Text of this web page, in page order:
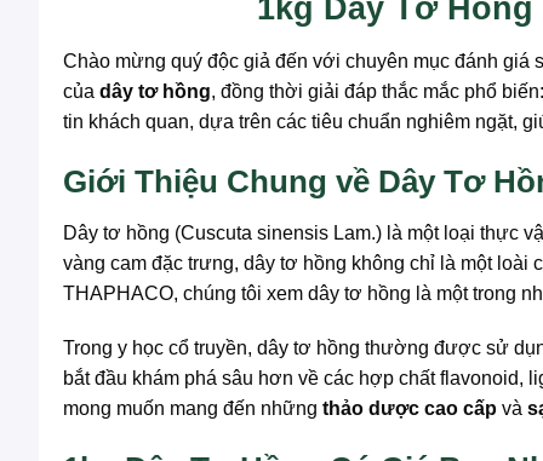
1kg Dây Tơ
Chào mừng quý độc giả đến với chuyên mục đánh
của dây tơ hồng, đồng thời giải đáp thắc mắc phổ
tin khách quan, dựa trên các tiêu chuẩn nghiêm ngặt,
Giới Thiệu Chung về Dây Tơ
Dây tơ hồng (Cuscuta sinensis Lam.) là một loại thực
vàng cam đặc trưng, dây tơ hồng không chỉ là một
THAPHACO, chúng tôi xem dây tơ hồng là một trong
Trong y học cổ truyền, dây tơ hồng thường được sử
bắt đầu khám phá sâu hơn về các hợp chất flavonoid,
mong muốn mang đến những thảo dược cao cấp và